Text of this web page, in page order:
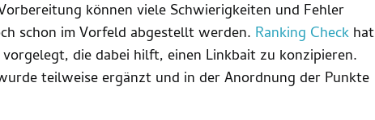
können viele Schwierigkeiten und Fehler
schon im Vorfeld abgestellt werden. Ranking Check hat
die dabei hilft, einen Linkbait zu konzipieren.
teilweise ergänzt und in der Anordnung der Punkte